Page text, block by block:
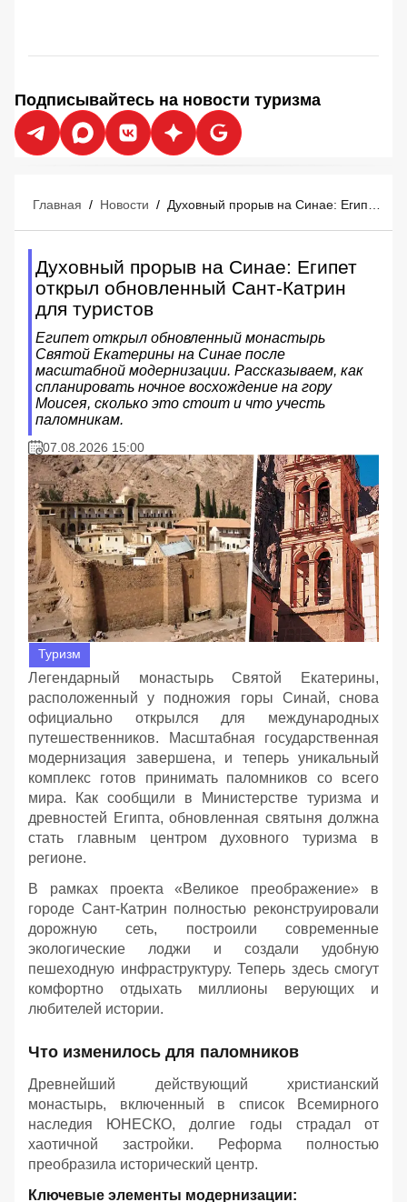
Подписывайтесь на новости туризма
Главная / Новости /
Духовный прорыв на Синае: Египет
открыл обновленный Сант-Катрин
для туристов
Египет открыл обновленный монастырь
Святой Екатерины на Синае после
масштабной модернизации. Рассказываем, как
спланировать ночное восхождение на гору
Моисея, сколько это стоит и что учесть
паломникам.
07.08.2026 15:00
Туризм
Легендарный монастырь Святой Екатерины,
расположенный у подножия горы Синай, снова
официально открылся для международных
путешественников. Масштабная государственная
модернизация завершена, и теперь уникальный
комплекс готов принимать паломников со всего
мира. Как сообщили в Министерстве туризма и
древностей Египта, обновленная святыня должна
стать главным центром духовного туризма в
регионе.
В рамках проекта «Великое преображение» в
городе Сант-Катрин полностью реконструировали
дорожную сеть, построили современные
экологические лоджи и создали удобную
пешеходную инфраструктуру. Теперь здесь смогут
комфортно отдыхать миллионы верующих и
любителей истории.
Что изменилось для паломников
Древнейший действующий христианский
монастырь, включенный в список Всемирного
наследия ЮНЕСКО, долгие годы страдал от
хаотичной застройки. Реформа полностью
преобразила исторический центр.
Ключевые элементы модернизации: